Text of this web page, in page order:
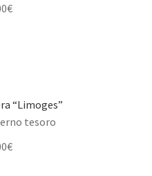
€
“Limoges”
tesoro
€